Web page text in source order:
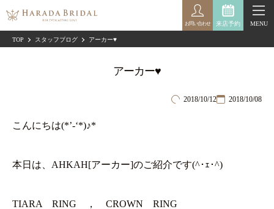
来店予約
お問い合わせ MENU
TOP スタッフブログ アーカー♥
アーカー♥
2018/10/12 2018/10/08
こんにちは(*’-‘*)♪*
本日は、AHKAH[アーカー]のご紹介です(^･ｪ･^)
TIARA RING ， CROWN RING